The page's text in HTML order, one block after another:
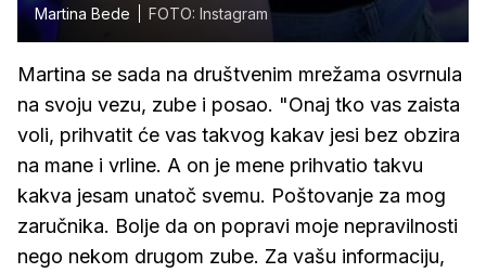
Martina Bede FOTO: Instagram
Martina se sada na društvenim mrežama osvrnula
na svoju vezu, zube i posao. "Onaj tko vas zaista
voli, prihvatit će vas takvog kakav jesi bez obzira
na mane i vrline. A on je mene prihvatio takvu
kakva jesam unatoč svemu. Poštovanje za mog
zaručnika. Bolje da on popravi moje nepravilnosti
nego nekom drugom zube. Za vašu informaciju,